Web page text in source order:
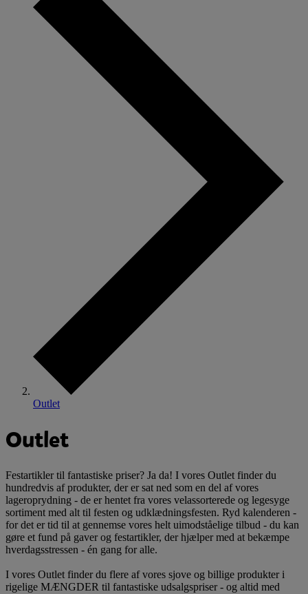
Outlet
Outlet
Festartikler til fantastiske priser? Ja da! I vores Outlet finder du
hundredvis af produkter, der er sat ned som en del af vores
lageroprydning - de er hentet fra vores velassorterede og legesyge
sortiment med alt til festen og udklædningsfesten. Ryd kalenderen -
for det er tid til at gennemse vores helt uimodståelige tilbud - du kan
gøre et fund på gaver og festartikler, der hjælper med at bekæmpe
hverdagsstressen - én gang for alle.
I vores Outlet finder du flere af vores sjove og billige produkter i
rigelige MÆNGDER til fantastiske udsalgspriser - og altid med